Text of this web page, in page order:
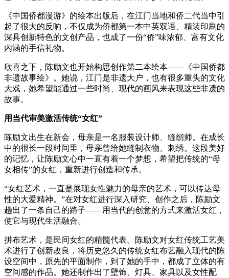
《中国侨都漫游》的绘本出版后，在江门当地和侨二代当中引
起了很大的反响，不仅成为侨都第一本中英双语、精装印刷的
深具创新特色的文创产品，也成了一份“侨”味浓郁、富有文化
内涵的手信礼物。
欣喜之下，陈励文也开始构思创作第二本绘本——《中国侨都
非遗故事绘》。她说，江门是非遗大户，也有很多重头的文化
大戏，她希望能通过一些时尚、现代的画风来表现这些非遗的
故事。
用当代审美激活传统“女红”
陈励文出生在新会，母亲是一名服装设计师、缝纫师。在成长
中的很长一段时间里，母亲曾给她缝制衣物、刺绣。这段美好
的记忆，让陈励文心中一直有着一个梦想，希望把传统的“母
女相传”的女红，重新进行创造和传承。
“女红艺术，一直是展现女性魅力的母亲的艺术，可以传达母
性的大爱精神。”在对女红进行深入研究、创作之后，陈励文
趟出了一条自己的路子——用当代的创意的方式来激活女红，
使它与现代生活融合。
拼布艺术，是民间女红的精髓代表。陈励文对女红传统工艺美
术进行了创新改良，将历史悠久的传统女红布艺融入现代的陈
设空间中，原先的平面制作，到了她的手中，都成了立体的有
空间感的作品。她还制作出了壁饰、灯具、家具以及女性配